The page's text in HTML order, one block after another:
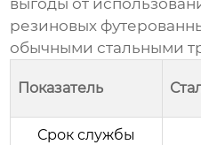
выгоды от
резиновых
обычными стальными
Показатель
Срок службы